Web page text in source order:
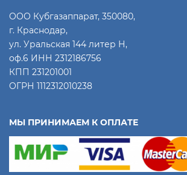
МЫ ПРИНИМАЕМ К ОПЛАТЕ
ООО Кубгазаппарат, 350080,
г. Краснодар,
ул. Уральская 144 литер Н,
оф.6 ИНН 2312186756
КПП 231201001
ОГРН 1112312010238